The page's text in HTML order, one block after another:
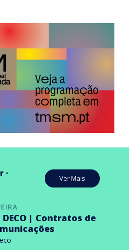
Ver Mais
DECO | Contratos de